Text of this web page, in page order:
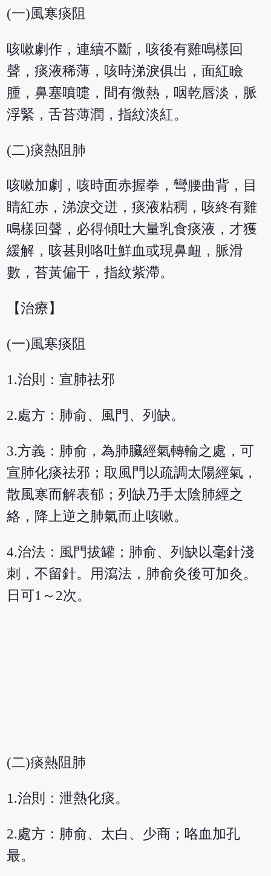
(一)風寒痰阻
咳嗽劇作，連續不斷，咳後有雞鳴樣回
聲，痰液稀薄，咳時涕淚俱出，面紅瞼
腫，鼻塞噴嚏，間有微熱，咽乾唇淡，脈
浮緊，舌苔薄潤，指紋淡紅。
(二)痰熱阻肺
咳嗽加劇，咳時面赤握拳，彎腰曲背，目
睛紅赤，涕淚交迸，痰液粘稠，咳終有雞
鳴樣回聲，必得傾吐大量乳食痰液，才獲
緩解，咳甚則咯吐鮮血或現鼻衄，脈滑
數，苔黃偏干，指紋紫滯。
【治療】
(一)風寒痰阻
1.治則：宣肺祛邪
2.處方：肺俞、風門、列缺。
3.方義：肺俞，為肺臟經氣轉輸之處，可
宣肺化痰祛邪；取風門以疏調太陽經氣，
散風寒而解表郁；列缺乃手太陰肺經之
絡，降上逆之肺氣而止咳嗽。
4.治法：風門拔罐；肺俞、列缺以毫針淺
刺，不留針。用瀉法，肺俞灸後可加灸。
日可1～2次。
(二)痰熱阻肺
1.治則：泄熱化痰。
2.處方：肺俞、太白、少商；咯血加孔
最。